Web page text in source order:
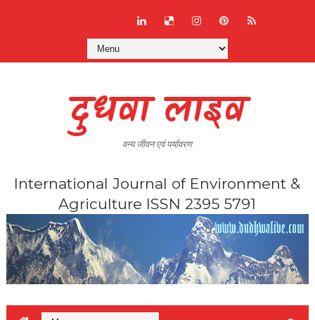
दुधवा लाइव
वन्य जीवन एवं पर्यावरण
International Journal of Environment &
Agriculture ISSN 2395 5791